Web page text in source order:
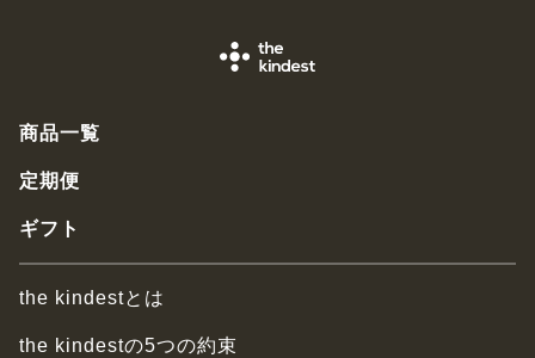
商品一覧
定期便
ギフト
the kindestとは
the kindestの5つの約束